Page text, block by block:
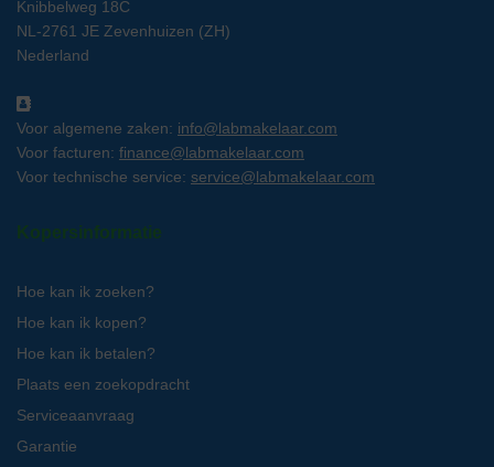
Knibbelweg 18C
NL-2761 JE Zevenhuizen (ZH)
Nederland
Voor algemene zaken: info@labmakelaar.com
Voor facturen: finance@labmakelaar.com
Voor technische service: service@labmakelaar.com
Kopersinformatie
Hoe kan ik zoeken?
Hoe kan ik kopen?
Hoe kan ik betalen?
Plaats een zoekopdracht
Serviceaanvraag
Garantie